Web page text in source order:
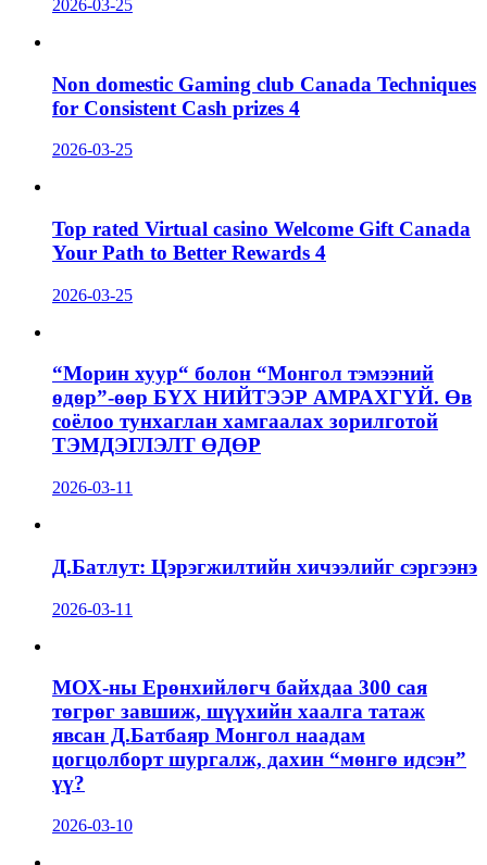
2026-03-25
Non domestic Gaming club Canada Techniques
for Consistent Cash prizes 4
2026-03-25
Top rated Virtual casino Welcome Gift Canada
Your Path to Better Rewards 4
2026-03-25
“Морин хуур“ болон “Монгол тэмээний
өдөр”-өөр БҮХ НИЙТЭЭР АМРАХГҮЙ. Өв
соёлоо тунхаглан хамгаалах зорилготой
ТЭМДЭГЛЭЛТ ӨДӨР
2026-03-11
Д.Батлут: Цэрэгжилтийн хичээлийг сэргээнэ
2026-03-11
МОХ-ны Ерөнхийлөгч байхдаа 300 сая
төгрөг завшиж, шүүхийн хаалга татаж
явсан Д.Батбаяр Монгол наадам
цогцолборт шургалж, дахин “мөнгө идсэн”
үү?
2026-03-10